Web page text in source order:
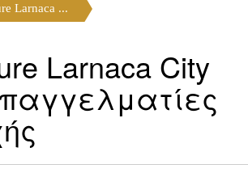
Larnaca ...
Larnaca City